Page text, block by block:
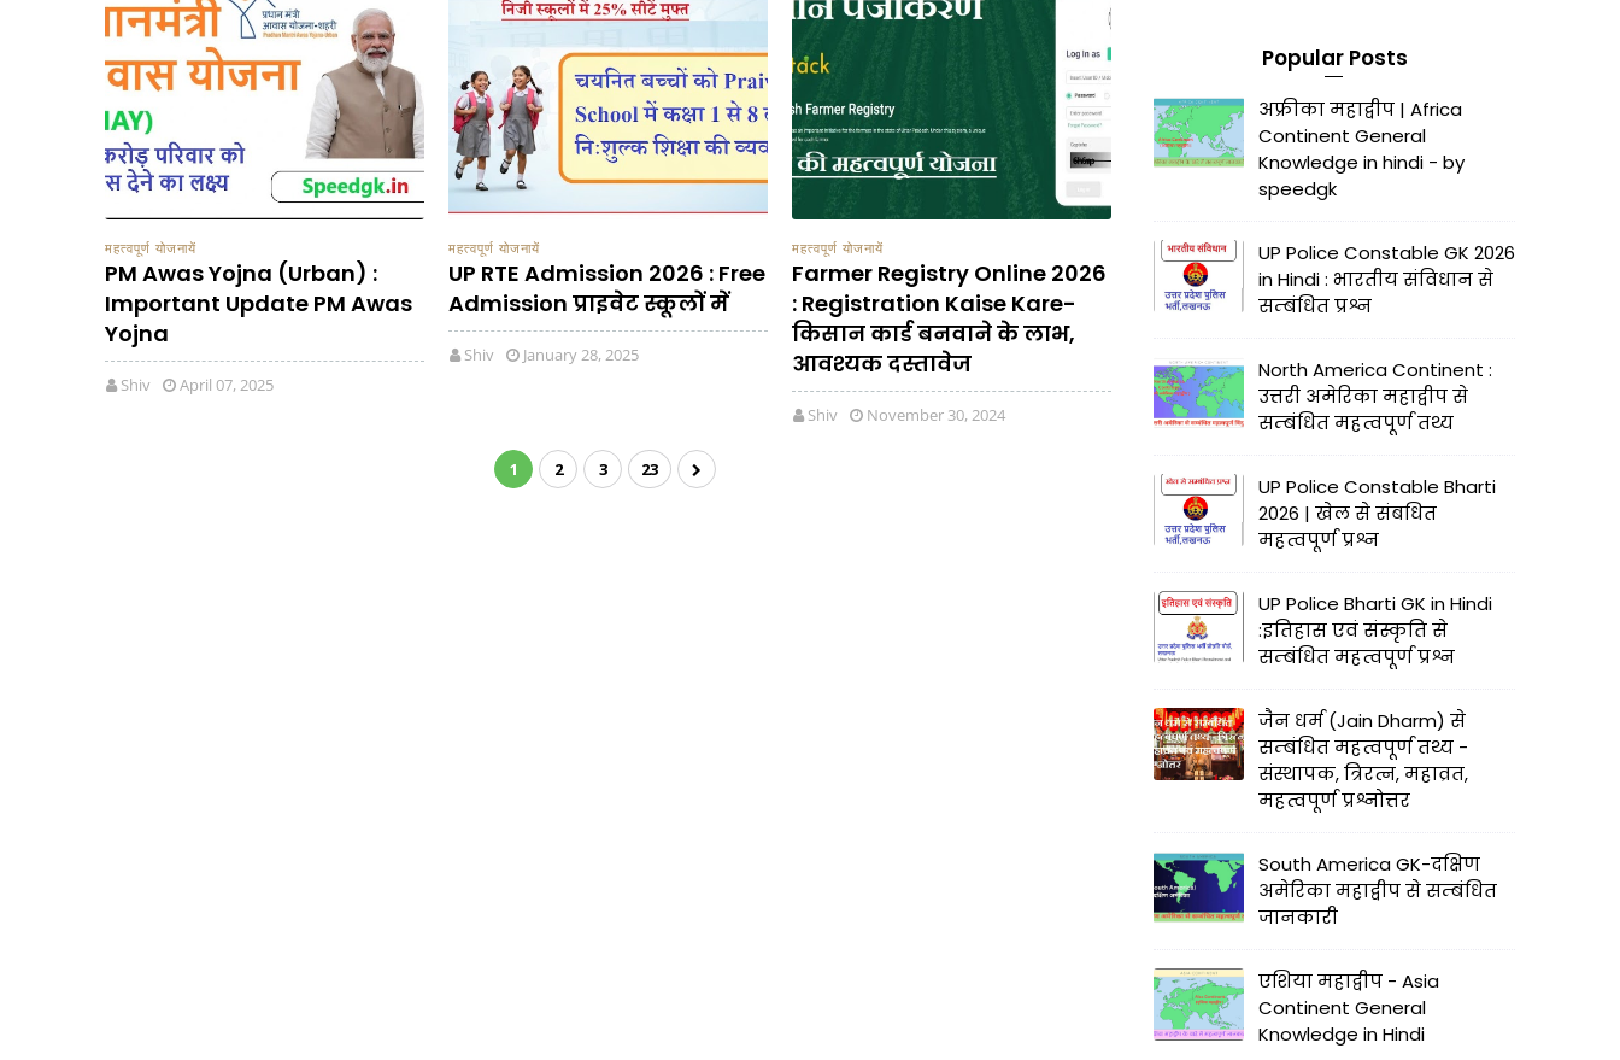
महत्वपूर्ण योजनायें
PM Awas Yojna (Urban) :
Important Update PM Awas
Yojna
Shiv April 07, 2025
महत्वपूर्ण योजनायें
UP RTE Admission 2026 : Free
Admission प्राइवेट स्कूलों में
Shiv January 28, 2025
महत्वपूर्ण योजनायें
Farmer Registry Online 2026
: Registration Kaise Kare-
किसान कार्ड बनवाने के लाभ,
आवश्यक दस्तावेज
Shiv November 30, 2024
1 2 3 23
Popular Posts
अफ्रीका महाद्वीप | Africa
Continent General
Knowledge in hindi - by
speedgk
UP Police Constable GK 2026
in Hindi : भारतीय संविधान से
सम्बंधित प्रश्न
North America Continent :
उत्तरी अमेरिका महाद्वीप से
सम्बंधित महत्वपूर्ण तथ्य
UP Police Constable Bharti
2026 | खेल से संबधित
महत्वपूर्ण प्रश्न
UP Police Bharti GK in Hindi
:इतिहास एवं संस्कृति से
सम्बंधित महत्वपूर्ण प्रश्न
जैन धर्म (Jain Dharm) से
सम्बंधित महत्वपूर्ण तथ्य -
संस्थापक, त्रिरत्न, महाव्रत,
महत्वपूर्ण प्रश्नोत्तर
South America GK-दक्षिण
अमेरिका महाद्वीप से सम्बंधित
जानकारी
एशिया महाद्वीप - Asia
Continent General
Knowledge in Hindi